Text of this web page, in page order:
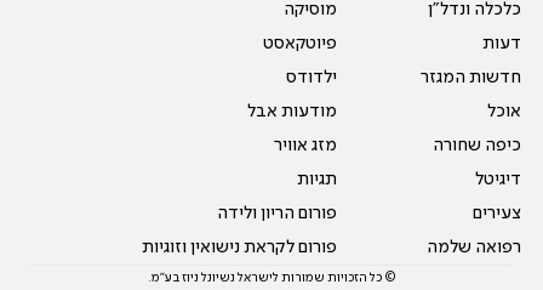
כלכלה ונדל"ן
דעות
חדשות המגזר
אוכל
כיפה שחורה
דיגיטל
צעירים
רפואה שלמה
מוסיקה
פיוטקאסט
ילדודס
מודעות אבל
מזג אוויר
תגיות
פורום הריון ולידה
פורום לקראת נישואין וזוגיות
© כל הזכויות שמורות לישראל נשיונל ניוז בע"מ.